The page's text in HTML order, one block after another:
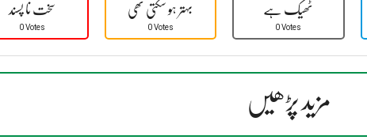
سخت نا پسند
0 Votes
بہتر ہو سکتی تھی
0 Votes
ٹھیک ہے
0 Votes
مزید پڑھیں